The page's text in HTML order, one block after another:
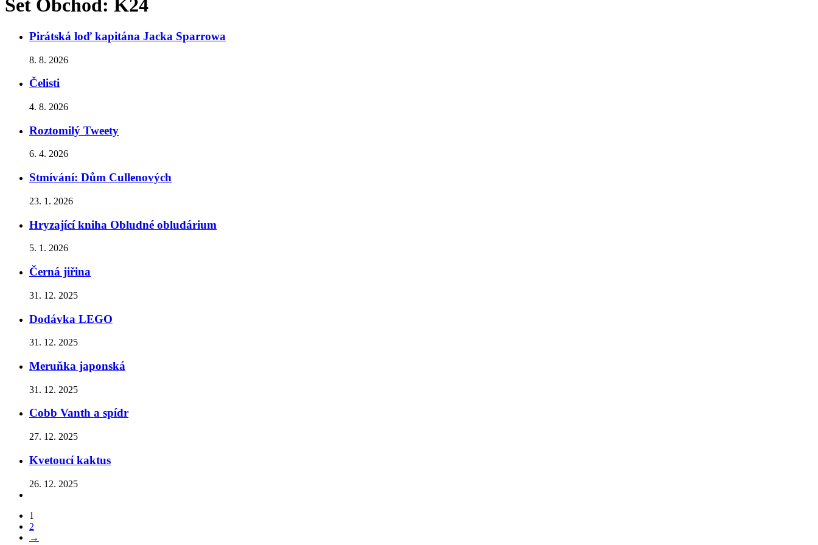
Set Obchod: K24
Pirátská loď kapitána Jacka Sparrowa
8. 8. 2026
Čelisti
4. 8. 2026
Roztomilý Tweety
6. 4. 2026
Stmívání: Dům Cullenových
23. 1. 2026
Hryzající kniha Obludné obludárium
5. 1. 2026
Černá jiřina
31. 12. 2025
Dodávka LEGO
31. 12. 2025
Meruňka japonská
31. 12. 2025
Cobb Vanth a spídr
27. 12. 2025
Kvetoucí kaktus
26. 12. 2025
1
2
→